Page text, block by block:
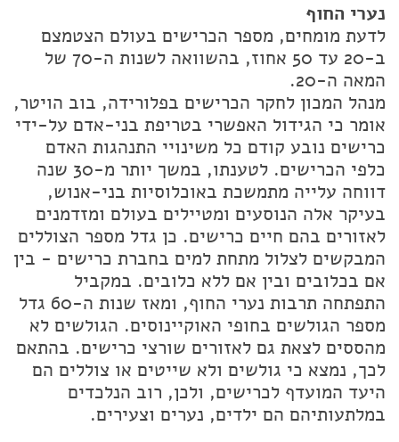
נערי החוף
לדעת מומחים, מספר הכרישים בעולם הצטמצם
ב-20 עד 50 אחוז, בהשוואה לשנות ה-70 של
המאה ה-20.
מנהל המכון לחקר הכרישים בפלורידה, בוב הויטר,
אומר כי הגידול האפשרי בטריפת בני-אדם על-ידי
כרישים נובע קודם כל משינויי התנהגות האדם
כלפי הכרישים. לטענתו, במשך יותר מ-30 שנה
דווחה עלייה מתמשכת באוכלוסיות בני-אנוש,
בעיקר אלה הנוסעים ומטיילים בעולם ומזדמנים
לאזורים בהם חיים כרישים. כן גדל מספר הצוללים
המבקשים לצלול מתחת למים בחברת כרישים - בין
אם בכלובים ובין אם ללא כלובים. במקביל
התפתחה תרבות נערי החוף, ומאז שנות ה-60 גדל
מספר הגולשים בחופי האוקיינוסים. הגולשים לא
מהססים לצאת גם לאזורים שורצי כרישים. בהתאם
לכך, נמצא כי גולשים ולא שייטים או צוללים הם
היעד המועדף לכרישים, ולכן, רוב הנלכדים
במלתעותיהם הם ילדים, נערים וצעירים.